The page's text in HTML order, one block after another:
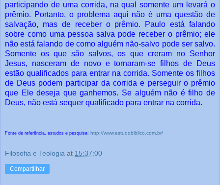
participando de uma corrida, na qual somente um levará o
prêmio. Portanto, o problema aqui não é uma questão de
salvação, mas de receber o prêmio. Paulo está falando
sobre como uma pessoa salva pode receber o prêmio; ele
não está falando de como alguém não-salvo pode ser salvo.
Somente os que são salvos, os que creram no Senhor
Jesus, nasceram de novo e tornaram-se filhos de Deus
estão qualificados para entrar na corrida. Somente os filhos
de Deus podem participar da corrida e perseguir o prêmio
que Ele deseja que ganhemos. Se alguém não é filho de
Deus, não está sequer qualificado para entrar na corrida.
Fonte de referência, estudos e pesquisa: http://www.estudobiblico.com.br/
Filosofia e Teologia at 15:37:00
Compartilhar